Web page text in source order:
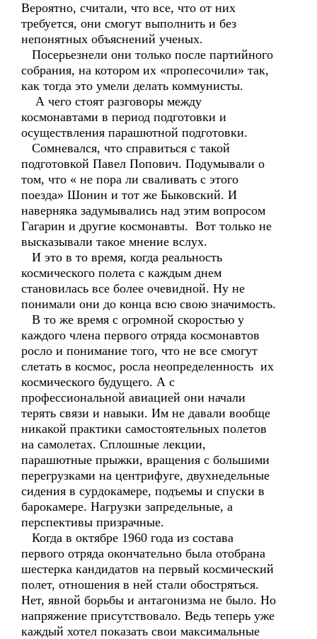
Вероятно, считали, что все, что от них
требуется, они смогут выполнить и без
непонятных объяснений ученых.
Посерьезнели они только после партийного
собрания, на котором их «пропесочили» так,
как тогда это умели делать коммунисты.
А чего стоят разговоры между
космонавтами в период подготовки и
осуществления парашютной подготовки.
Сомневался, что справиться с такой
подготовкой Павел Попович. Подумывали о
том, что « не пора ли сваливать с этого
поезда» Шонин и тот же Быковский. И
наверняка задумывались над этим вопросом
Гагарин и другие космонавты. Вот только не
высказывали такое мнение вслух.
И это в то время, когда реальность
космического полета с каждым днем
становилась все более очевидной. Ну не
понимали они до конца всю свою значимость.
В то же время с огромной скоростью у
каждого члена первого отряда космонавтов
росло и понимание того, что не все смогут
слетать в космос, росла неопределенность их
космического будущего. А с
профессиональной авиацией они начали
терять связи и навыки. Им не давали вообще
никакой практики самостоятельных полетов
на самолетах. Сплошные лекции,
парашютные прыжки, вращения с большими
перегрузками на центрифуге, двухнедельные
сидения в сурдокамере, подъемы и спуски в
барокамере. Нагрузки запредельные, а
перспективы призрачные.
Когда в октябре 1960 года из состава
первого отряда окончательно была отобрана
шестерка кандидатов на первый космический
полет, отношения в ней стали обостряться.
Нет, явной борьбы и антагонизма не было. Но
напряжение присутствовало. Ведь теперь уже
каждый хотел показать свои максимальные